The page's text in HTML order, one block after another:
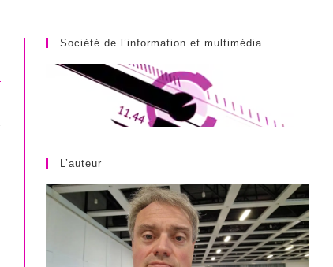
SEARCH
Société de l’information et multimédia.
L’auteur